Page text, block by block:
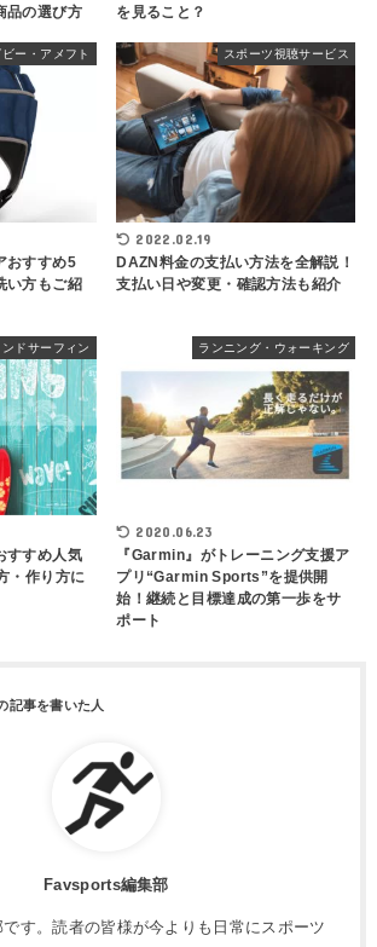
品の選び方
を見ること？
ビー・アメフト
おすすめ5
い方もご紹
スポーツ視聴サービス
2022.02.19
DAZN料金の支払い方法を全解説！
支払い日や変更・確認方法も紹介
ンドサーフィン
すすめ人気
・作り方に
ランニング・ウォーキング
2020.06.23
『Garmin』がトレーニング支援ア
プリ“Garmin Sports”を提供開
始！継続と目標達成の第一歩をサ
ポート
Favsports編集部
す。読者の皆様が今よりも日常にスポーツ